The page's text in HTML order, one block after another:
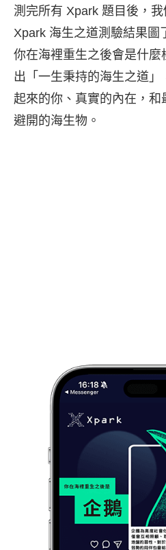
測完所有 Xpark 題目後，
Xpark 海生之道測驗結果圖
你在海裡重生之後會是什麼
出「一生秉持的海生之道
起來的你、真實的內在，
避開的海生物。